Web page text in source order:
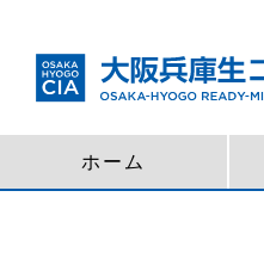
ホーム